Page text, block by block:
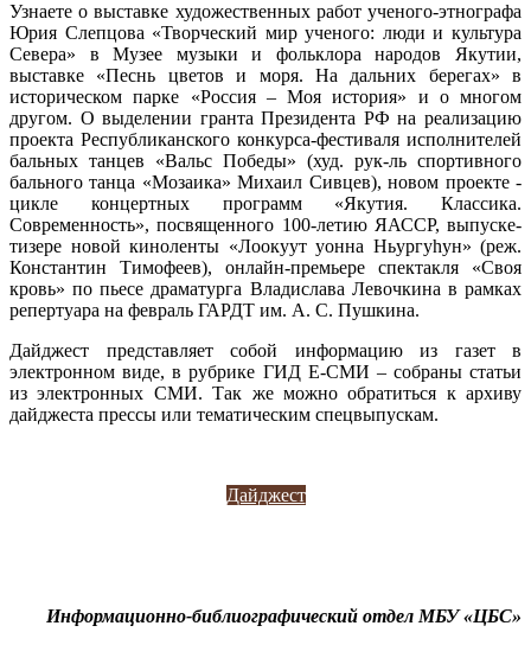
Узнаете о выставке художественных работ ученого-этнографа
Юрия Слепцова «Творческий мир ученого: люди и культура
Севера» в Музее музыки и фольклора народов Якутии,
выставке «Песнь цветов и моря. На дальних берегах» в
историческом парке «Россия – Моя история» и о многом
другом. О выделении гранта Президента РФ на реализацию
проекта Республиканского конкурса-фестиваля исполнителей
бальных танцев «Вальс Победы» (худ. рук-ль спортивного
бального танца «Мозаика» Михаил Сивцев), новом проекте -
цикле концертных программ «Якутия. Классика.
Современность», посвященного 100-летию ЯАССР, выпуске-
тизере новой киноленты «Лоокуут уонна Ньургуһун» (реж.
Константин Тимофеев), онлайн-премьере спектакля «Своя
кровь» по пьесе драматурга Владислава Левочкина в рамках
репертуара на февраль ГАРДТ им. А. С. Пушкина.
Дайджест представляет собой информацию из газет в
электронном виде, в рубрике ГИД Е-СМИ – собраны статьи
из электронных СМИ. Так же можно обратиться к архиву
дайджеста прессы или тематическим спецвыпускам.
Дайджест
Информационно-библиографический отдел МБУ «ЦБС»